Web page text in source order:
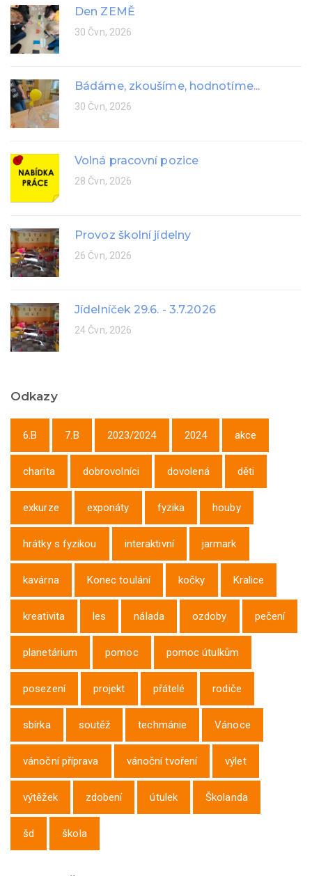
Den ZEMĚ
30 Čvn, 2026
Bádáme, zkoušíme, hodnotíme...
30 Čvn, 2026
Volná pracovní pozice
28 Čvn, 2026
Provoz školní jídelny
26 Čvn, 2026
Jídelníček 29.6. - 3.7.2026
24 Čvn, 2026
Odkazy
6.B 7.B 2023/2024 2024 akce
charita dobrovolníci dovolená děti
exkurze exponáty fyzika houby
hrátky s fyzikou interaktivní jarmark
kavárna Konec toulání kočky Kralice
kreativita les nálada ozdoby pečení
planetárium pomoc pomoc útulkům
posezení projekt přátelé rodiče
sbírka soutěž techmánie Vánoce
vánoční příprava vánoční tvoření výlet
výtěžek zdobení útulek Školanda
šd škola